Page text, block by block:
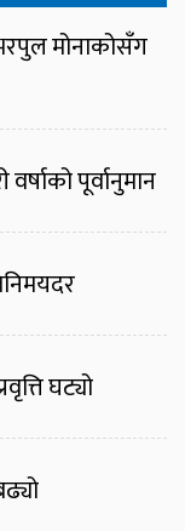
मोनाकोसँग
पूर्वानुमान
घट्यो